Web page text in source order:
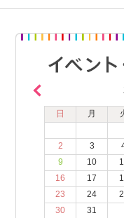
日 月
2
3
9
10
16
17
23
24
30
31